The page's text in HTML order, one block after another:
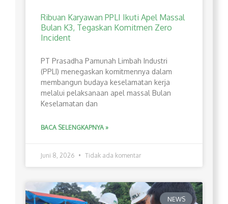
Ribuan Karyawan PPLI Ikuti Apel Massal
Bulan K3, Tegaskan Komitmen Zero
Incident
PT Prasadha Pamunah Limbah Industri
(PPLI) menegaskan komitmennya dalam
membangun budaya keselamatan kerja
melalui pelaksanaan apel massal Bulan
Keselamatan dan
BACA SELENGKAPNYA »
Juni 8, 2026 Tidak ada komentar
NEWS